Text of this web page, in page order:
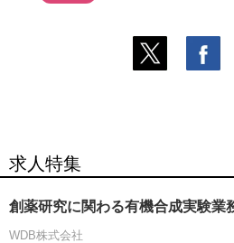
求人特集
創薬研究に関わる有機合成実験業
WDB株式会社